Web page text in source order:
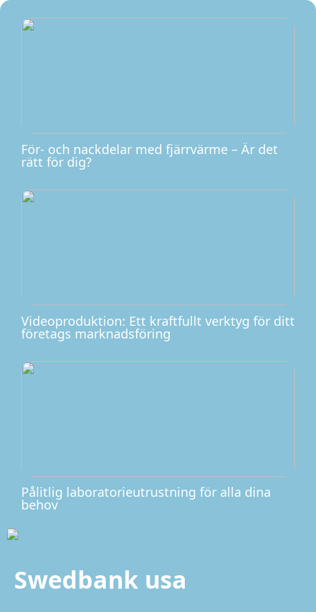
För- och nackdelar med fjärrvärme – Är det
rätt för dig?
Videoproduktion: Ett kraftfullt verktyg för ditt
företags marknadsföring
Pålitlig laboratorieutrustning för alla dina
behov
Swedbank usa